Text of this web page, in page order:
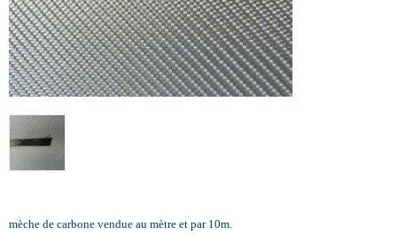
mèche de carbone vendue au mètre et par 10m.